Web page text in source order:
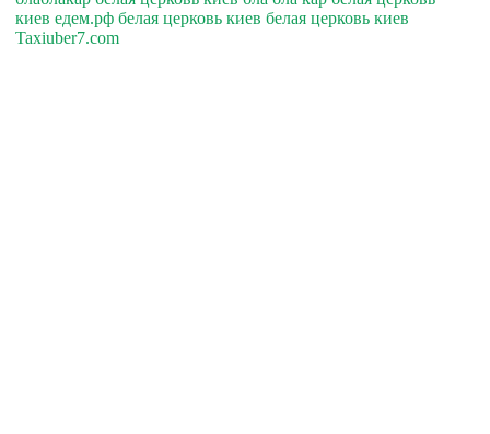
киев едем.рф белая церковь киев белая церковь киев
Taxiuber7.com